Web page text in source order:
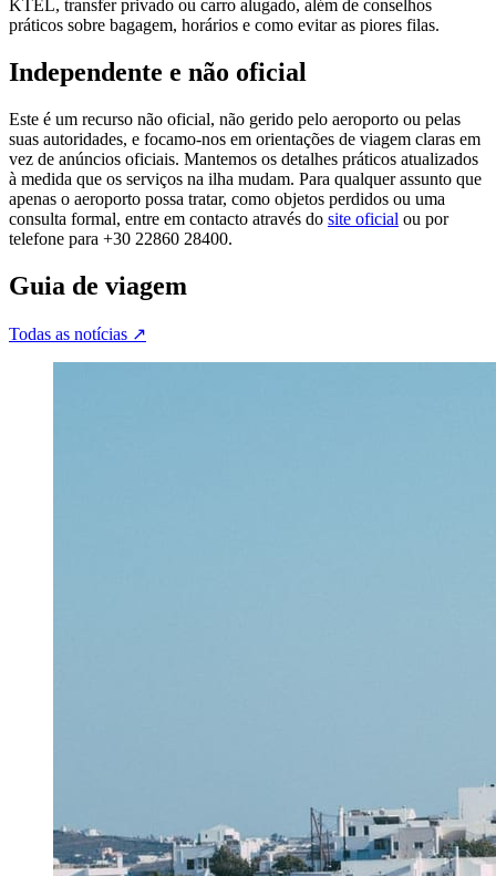
KTEL, transfer privado ou carro alugado, além de conselhos
práticos sobre bagagem, horários e como evitar as piores filas.
Independente e não oficial
Este é um recurso não oficial, não gerido pelo aeroporto ou pelas
suas autoridades, e focamo-nos em orientações de viagem claras em
vez de anúncios oficiais. Mantemos os detalhes práticos atualizados
à medida que os serviços na ilha mudam. Para qualquer assunto que
apenas o aeroporto possa tratar, como objetos perdidos ou uma
consulta formal, entre em contacto através do site oficial ou por
telefone para +30 22860 28400.
Guia de viagem
Todas as notícias ↗